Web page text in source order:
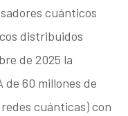
cuánticos
distribuidos
de 2025 la
de 60 millones de
cuánticas) con